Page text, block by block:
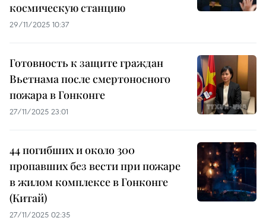
космическую станцию
29/11/2025 10:37
Готовность к защите граждан
Вьетнама после смертоносного
пожара в Гонконге
27/11/2025 23:01
44 погибших и около 300
пропавших без вести при пожаре
в жилом комплексе в Гонконге
(Китай)
27/11/2025 02:35